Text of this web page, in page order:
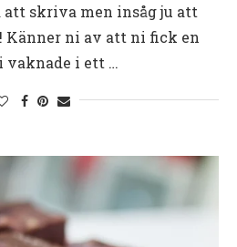
att skriva men insåg ju att
Känner ni av att ni fick en
vaknade i ett …